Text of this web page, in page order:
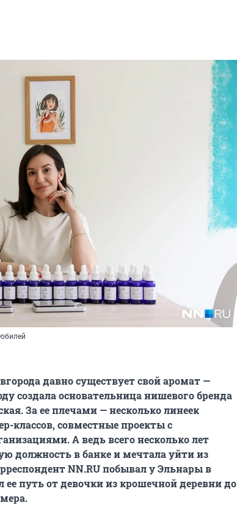
давно существует свой аромат —
создала основательница нишевого бренда
За ее плечами — несколько линеек
классов, совместные проекты с
А ведь всего несколько лет
должность в банке и мечтала уйти из
NN.RU побывал у Эльнары в
путь от девочки из крошечной деревни до